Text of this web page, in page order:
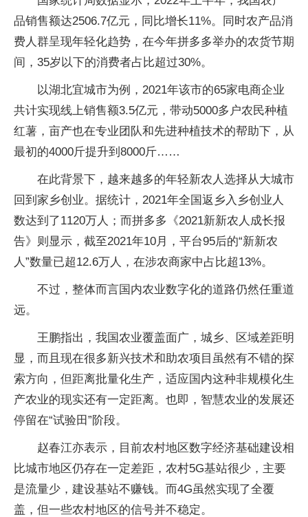
品销售额达2506.7亿元，同比增长11%。同时农产品消
费人群呈现年轻化趋势，在今年拼多多举办的农货节期
间，35岁以下的消费者占比超过30%。
以湖北宜城市为例，2021年该市的65家电商企业
共计实现线上销售额3.5亿元，带动5000多户农民种植
红薯，亩产也在专业团队和先进种植技术的帮助下，从
最初的4000斤提升到8000斤……
在此背景下，越来越多的年轻新农人选择从大城市
回到家乡创业。据统计，2021年全国返乡入乡创业人
数达到了1120万人；而拼多多《2021新新农人成长报
告》则显示，截至2021年10月，平台95后的“新新农
人”数量已超12.6万人，在涉农商家中占比超13%。
不过，整体而言国内农业数字化的道路仍然任重道
远。
王鹏指出，我国农业覆盖面广，城乡、区域差距明
显，而且现在很多新兴技术和助农项目虽然有不错的探
索方向，但距离批量化生产，适应国内这种非规模化生
产农业的现实还有一定距离。也即，智慧农业的发展还
停留在“试验田”阶段。
赵春江亦表示，目前农村地区数字经济基础建设相
比城市地区仍存在一定差距，农村5G基站很少，主要
是流量少，建设基站不赚钱。而4G虽然实现了全覆
盖，但一些农村地区的信号并不稳定。